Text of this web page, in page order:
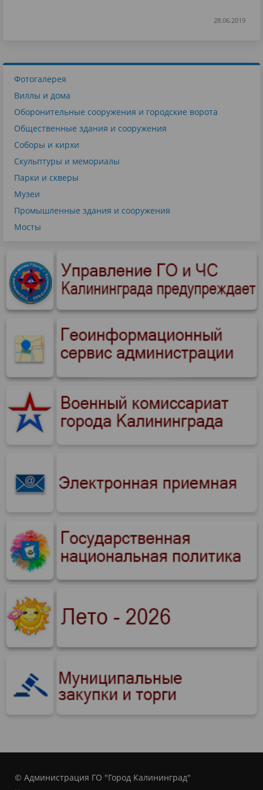
28.06.2019
Фотогалерея
Виллы и дома
Оборонительные сооружения и городские ворота
Общественные здания и сооружения
Соборы и кирхи
Скульптуры и мемориалы
Парки и скверы
Музеи
Промышленные здания и сооружения
Мосты
© Администрация ГО "Город Калининград"